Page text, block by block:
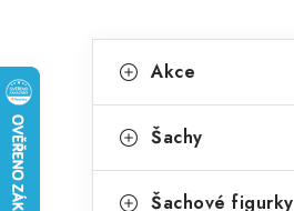
o
t
kategorie
a
e
Akce
Šachy
Šachové figurky